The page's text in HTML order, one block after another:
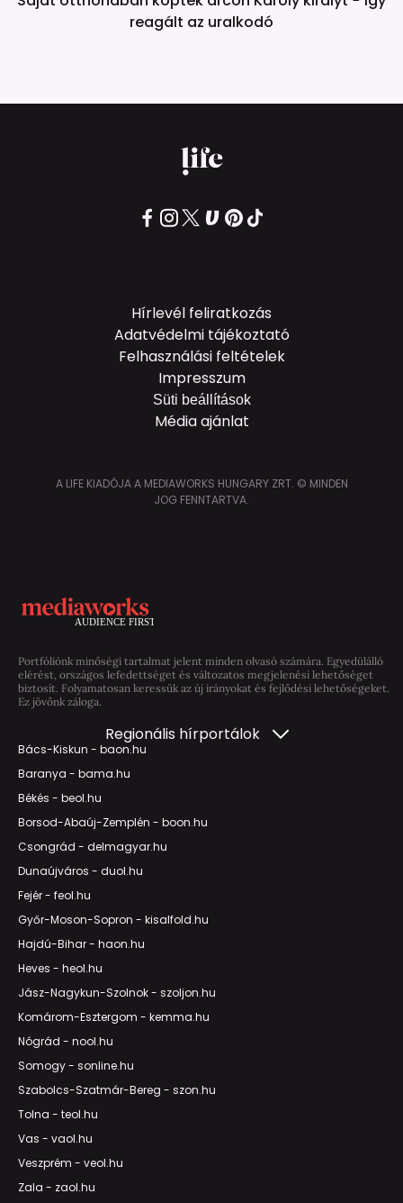
reagált az uralkodó
Hírlevél feliratkozás
Adatvédelmi tájékoztató
Felhasználási feltételek
Impresszum
Süti beállítások
Média ajánlat
A LIFE KIADÓJA A MEDIAWORKS HUNGARY ZRT. © MINDEN
JOG FENNTARTVA.
Portfóliónk minőségi tartalmat jelent minden olvasó számára. Egyedülálló
elérést, országos lefedettséget és változatos megjelenési lehetőséget
biztosít. Folyamatosan keressük az új irányokat és fejlődési lehetőségeket.
Ez jövőnk záloga.
Regionális hírportálok
Bács-Kiskun - baon.hu
Baranya - bama.hu
Békés - beol.hu
Borsod-Abaúj-Zemplén - boon.hu
Csongrád - delmagyar.hu
Dunaújváros - duol.hu
Fejér - feol.hu
Győr-Moson-Sopron - kisalfold.hu
Hajdú-Bihar - haon.hu
Heves - heol.hu
Jász-Nagykun-Szolnok - szoljon.hu
Komárom-Esztergom - kemma.hu
Nógrád - nool.hu
Somogy - sonline.hu
Szabolcs-Szatmár-Bereg - szon.hu
Tolna - teol.hu
Vas - vaol.hu
Veszprém - veol.hu
Zala - zaol.hu